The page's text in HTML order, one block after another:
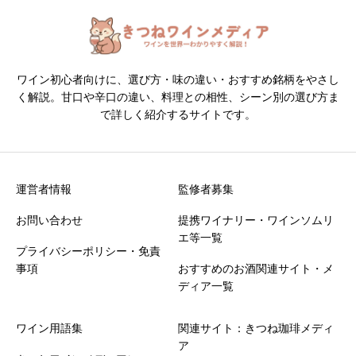
ワイン初心者向けに、選び方・味の違い・おすすめ銘柄をやさし
く解説。甘口や辛口の違い、料理との相性、シーン別の選び方ま
で詳しく紹介するサイトです。
運営者情報
お問い合わせ
プライバシーポリシー・免責
事項
監修者募集
提携ワイナリー・ワインソムリ
エ等一覧
おすすめのお酒関連サイト・メ
ディア一覧
ワイン用語集
関連サイト：きつね珈琲メディ
ア